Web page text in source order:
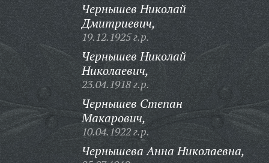
Чернышев Николай
Дмитриевич,
19.12.1925 г.р.
Чернышев Николай
Николаевич,
23.04.1918 г.р.
Чернышев Степан
Макарович,
10.04.1922 г.р.
Чернышева Анна Николаевна,